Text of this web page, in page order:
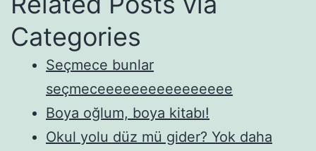
Categories
Seçmece bunlar
seçmeceeeeeeeeeeeeeeee
Boya oğlum, boya kitabı!
Okul yolu düz mü gider? Yok daha